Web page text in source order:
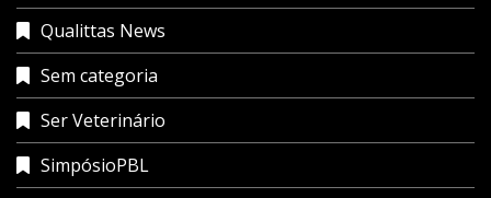
Qualittas News
Sem categoria
Ser Veterinário
SimpósioPBL